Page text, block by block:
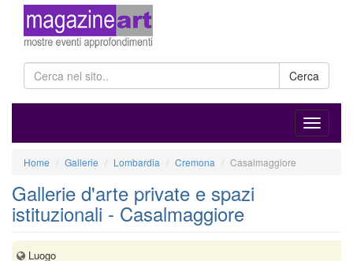
Cerca
Home Gallerie Lombardia Cremona Casalmaggiore
Gallerie d'arte private e spazi
istituzionali - Casalmaggiore
Luogo